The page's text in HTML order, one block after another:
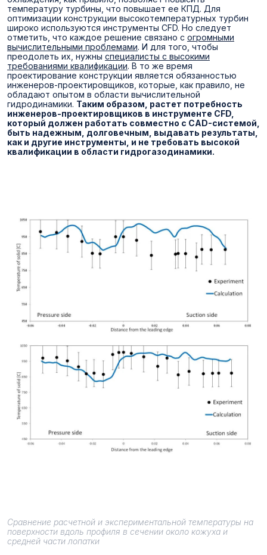
температуру турбины, что повышает ее КПД. Для
оптимизации конструкции высокотемпературных турбин
широко используются инструменты CFD. Но следует
отметить, что каждое решение связано с огромными
вычислительными проблемами. И для того, чтобы
преодолеть их, нужны специалисты с высокими
требованиями квалификации. В то же время
проектирование конструкции является обязанностью
инженеров-проектировщиков, которые, как правило, не
обладают опытом в области вычислительной
гидродинамики. Таким образом, растет потребность
инженеров-проектировщиков в инструменте CFD,
который должен работать совместно с CAD-системой,
быть надежным, долговечным, выдавать результаты,
как и другие инструменты, и не требовать высокой
квалификации в области гидрогазодинамики.
Сравнение расчетной и экспериментальной температуры на
поверхности вдоль профиля в сечении около кожуха и
средней части лопатки